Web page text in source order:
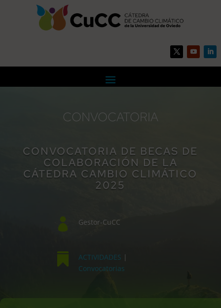
CONVOCATORIA
CONVOCATORIA DE BECAS DE
COLABORACIÓN DE LA
CÁTEDRA CAMBIO CLIMÁTICO
2025
 Gestor-CuCC
 ACTIVIDADES |
Convocatorias